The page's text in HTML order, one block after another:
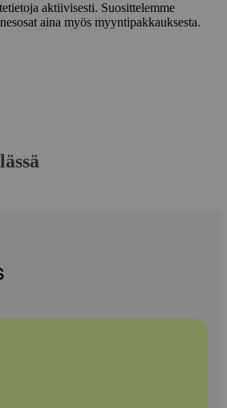
aktiivisesti. Suosittelemme
aina myös myyntipakkauksesta.